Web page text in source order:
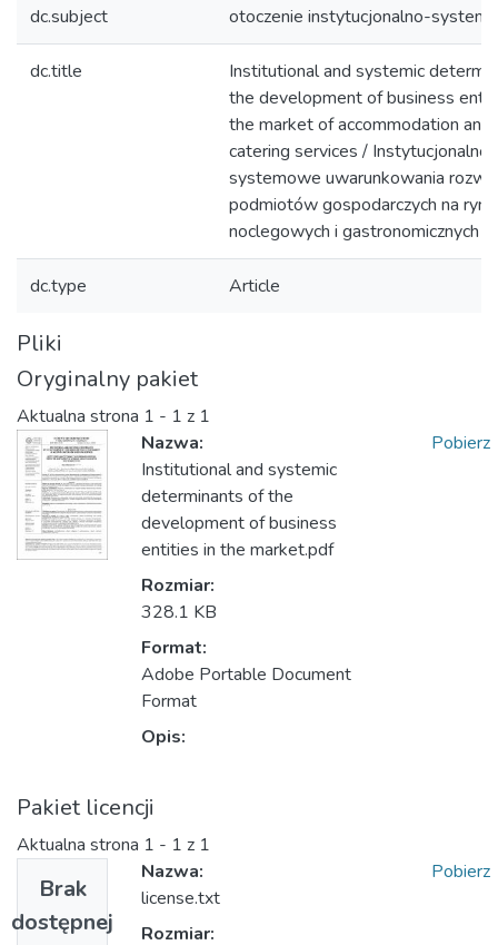
dc.subject otoczenie instytucjonalno-
dc.title
Institutional and systemic
the development of business
the market of accommodation and
catering services / Instytucjonalno-
systemowe uwarunkowania
podmiotów gospodarczych na
noclegowych i gastronomicznych
dc.type Article
Pliki
Oryginalny pakiet
Aktualna strona 1 - 1 z 1
Nazwa:
Institutional and systemic
determinants of the
development of business
entities in the market.pdf
Rozmiar:
328.1 KB
Format:
Adobe Portable Document
Format
Opis:
Pobierz
Pakiet licencji
Aktualna strona 1 - 1 z 1
Brak
dostępnej
Nazwa:
license.txt
Rozmiar:
Pobierz